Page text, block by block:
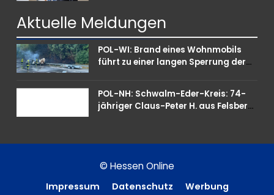
punkten können
Aktuelle Meldungen
POL-WI: Brand eines Wohnmobils
führt zu einer langen Sperrung der
POL-NH: Schwalm-Eder-Kreis: 74-
jähriger Claus-Peter H. aus Felsberg
© Hessen Online
Impressum Datenschutz Werbung